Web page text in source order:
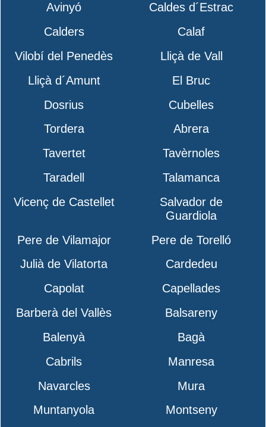
Avinyó
Caldes d´Estrac
Calders
Calaf
Vilobí del Penedès
Lliçà de Vall
Lliçà d´Amunt
El Bruc
Dosrius
Cubelles
Tordera
Abrera
Tavertet
Tavèrnoles
Taradell
Talamanca
Vicenç de Castellet
Salvador de
Guardiola
Pere de Vilamajor
Pere de Torelló
Julià de Vilatorta
Cardedeu
Capolat
Capellades
Barberà del Vallès
Balsareny
Balenyà
Bagà
Cabrils
Manresa
Navarcles
Mura
Muntanyola
Montseny